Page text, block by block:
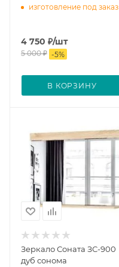
изготовление под заказ
4 750 ₽/шт
5 000₽ -5%
В КОРЗИНУ
Зеркало Соната ЗС-900
дуб сонома